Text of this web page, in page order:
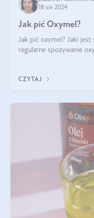
18 sie 2024
Jak pić Oxymel?
Jak pić oxymel? Jaki jest
regularne spożywanie
CZYTAJ